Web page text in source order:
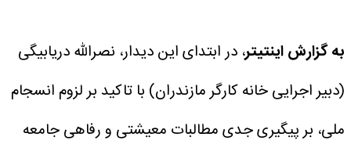
به گزارش اینتیتر، در ابتدای این دیدار، نصرالله دریابیگی
(دبیر اجرایی خانه کارگر مازندران) با تاکید بر لزوم انسجام
ملی، بر پیگیری جدی مطالبات معیشتی و رفاهی جامعه